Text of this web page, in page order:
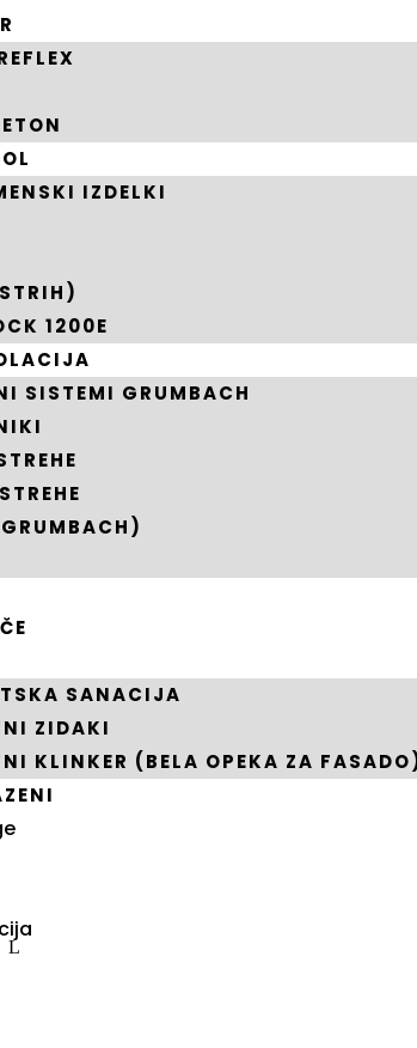
IZDELKI
1200E
SISTEMI GRUMBACH
SANACIJA
ZIDAKI
KLINKER (BELA OPEKA ZA